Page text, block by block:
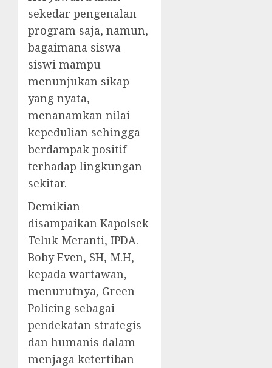
sekedar pengenalan
program saja, namun,
bagaimana siswa-
siswi mampu
menunjukan sikap
yang nyata,
menanamkan nilai
kepedulian sehingga
berdampak positif
terhadap lingkungan
sekitar.
Demikian
disampaikan Kapolsek
Teluk Meranti, IPDA.
Boby Even, SH, M.H,
kepada wartawan,
menurutnya, Green
Policing sebagai
pendekatan strategis
dan humanis dalam
menjaga ketertiban